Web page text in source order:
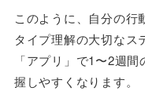
このように、自分の行
タイプ理解の大切なス
「アプリ」で1〜2週
握しやすくなります。